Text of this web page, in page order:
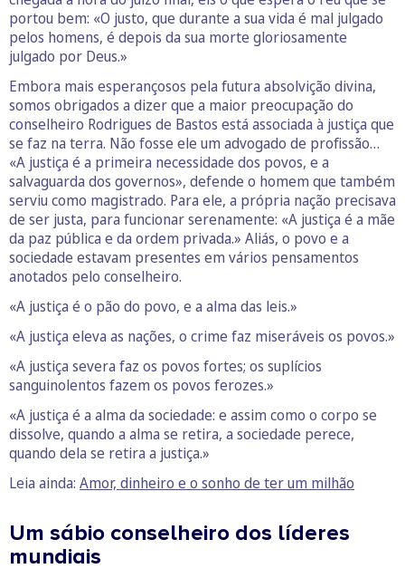
portou bem: «O justo, que durante a sua vida é mal julgado
pelos homens, é depois da sua morte gloriosamente
julgado por Deus.»
Embora mais esperançosos pela futura absolvição divina,
somos obrigados a dizer que a maior preocupação do
conselheiro Rodrigues de Bastos está associada à justiça que
se faz na terra. Não fosse ele um advogado de profissão…
«A justiça é a primeira necessidade dos povos, e a
salvaguarda dos governos», defende o homem que também
serviu como magistrado. Para ele, a própria nação precisava
de ser justa, para funcionar serenamente: «A justiça é a mãe
da paz pública e da ordem privada.» Aliás, o povo e a
sociedade estavam presentes em vários pensamentos
anotados pelo conselheiro.
«A justiça é o pão do povo, e a alma das leis.»
«A justiça eleva as nações, o crime faz miseráveis os povos.»
«A justiça severa faz os povos fortes; os suplícios
sanguinolentos fazem os povos ferozes.»
«A justiça é a alma da sociedade: e assim como o corpo se
dissolve, quando a alma se retira, a sociedade perece,
quando dela se retira a justiça.»
Leia ainda: Amor, dinheiro e o sonho de ter um milhão
Um sábio conselheiro dos líderes
mundiais